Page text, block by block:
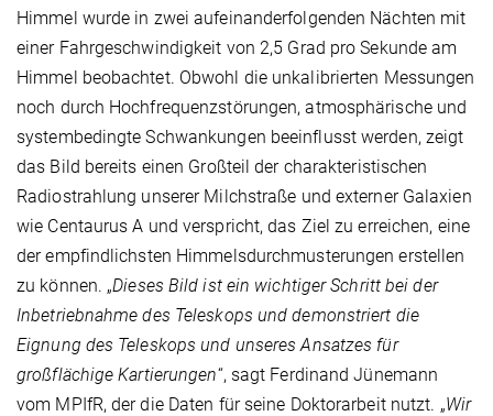
Himmel wurde in zwei aufeinanderfolgenden Nächten mit
einer Fahrgeschwindigkeit von 2,5 Grad pro Sekunde am
Himmel beobachtet. Obwohl die unkalibrierten Messungen
noch durch Hochfrequenzstörungen, atmosphärische und
systembedingte Schwankungen beeinflusst werden, zeigt
das Bild bereits einen Großteil der charakteristischen
Radiostrahlung unserer Milchstraße und externer Galaxien
wie Centaurus A und verspricht, das Ziel zu erreichen, eine
der empfindlichsten Himmelsdurchmusterungen erstellen
zu können. „Dieses Bild ist ein wichtiger Schritt bei der
Inbetriebnahme des Teleskops und demonstriert die
Eignung des Teleskops und unseres Ansatzes für
großflächige Kartierungen“, sagt Ferdinand Jünemann
vom MPIfR, der die Daten für seine Doktorarbeit nutzt. „Wir